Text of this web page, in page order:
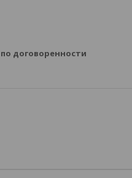
по договоренности